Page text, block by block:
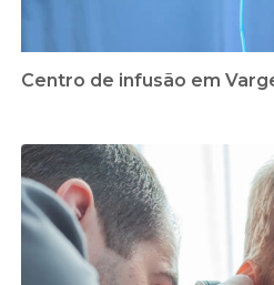
Centro de infusão em